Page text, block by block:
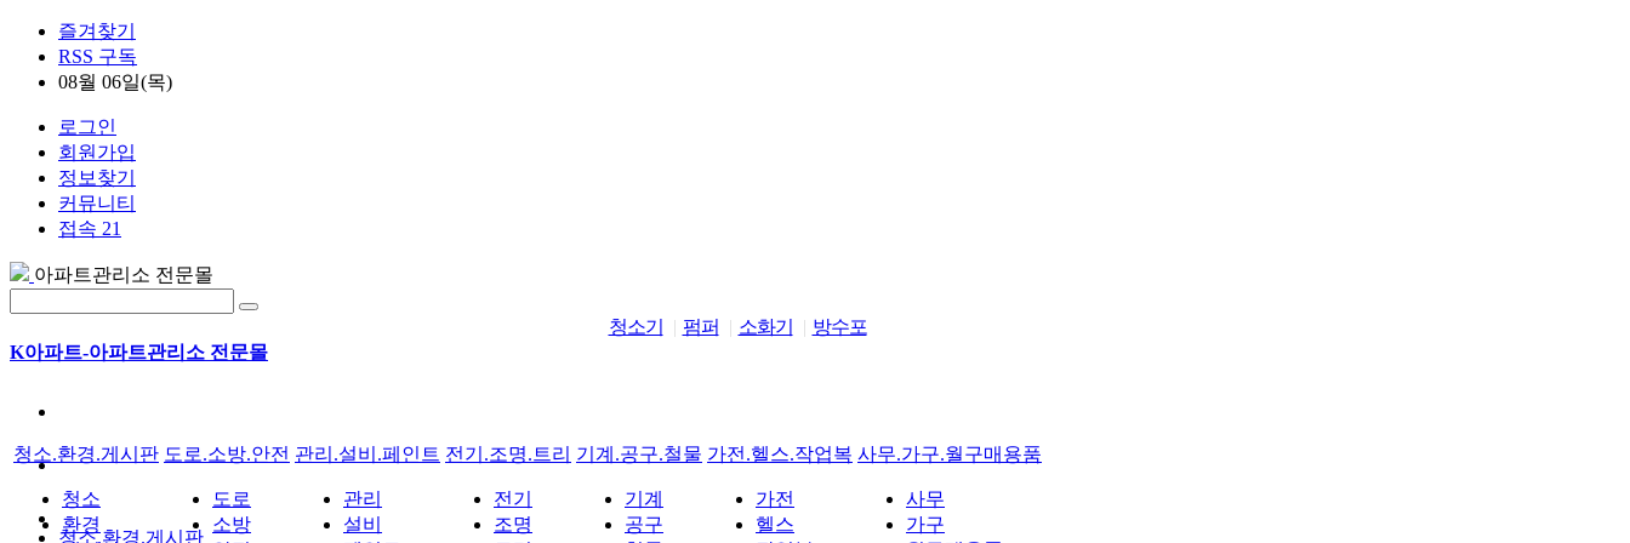
즐겨찾기
RSS 구독
08월 06일(목)
로그인
회원가입
정보찾기
커뮤니티
접속 21
아파트관리소 전문몰
청소기 펌퍼 소화기
방수포
K아파트-아파트관리소 전문몰
청소.환경.게시판
청소.환경.게시판
청소
환경
도로.소방.안전
도로
소방
관리.설비.페인트
관리
설비
전기.조명.트리
전기
조명
기계.공구.철물
기계
공구
가전.헬스.작업복
가전
헬스
사무.가구.월구매용품
사무
가구